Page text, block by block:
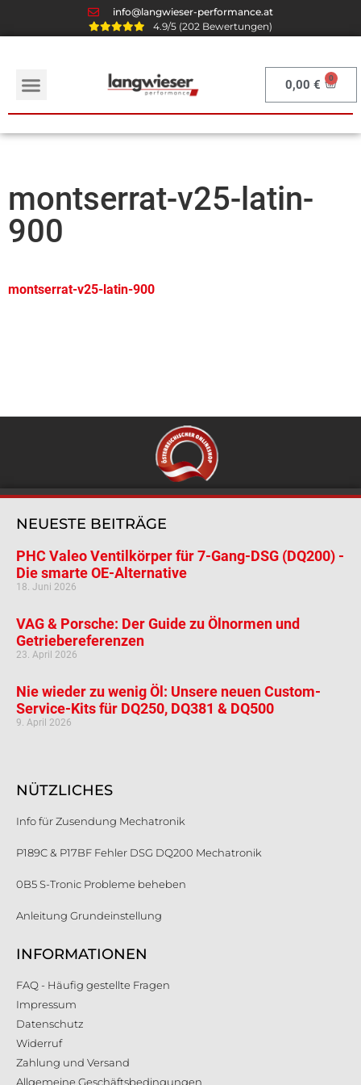
info@langwieser-performance.at
4.9/5 (202 Bewertungen)
0,00€
montserrat-v25-latin-
900
montserrat-v25-latin-900
NEUESTE BEITRÄGE
PHC Valeo Ventilkörper für 7-Gang-DSG (DQ200) -
Die smarte OE-Alternative
18. Juni 2026
VAG & Porsche: Der Guide zu Ölnormen und
Getriebereferenzen
23. April 2026
Nie wieder zu wenig Öl: Unsere neuen Custom-
Service-Kits für DQ250, DQ381 & DQ500
9. April 2026
NÜTZLICHES
Info für Zusendung Mechatronik
P189C & P17BF Fehler DSG DQ200 Mechatronik
0B5 S-Tronic Probleme beheben
Anleitung Grundeinstellung
INFORMATIONEN
FAQ - Häufig gestellte Fragen
Impressum
Datenschutz
Widerruf
Zahlung und Versand
Allgemeine Geschäftsbedingungen